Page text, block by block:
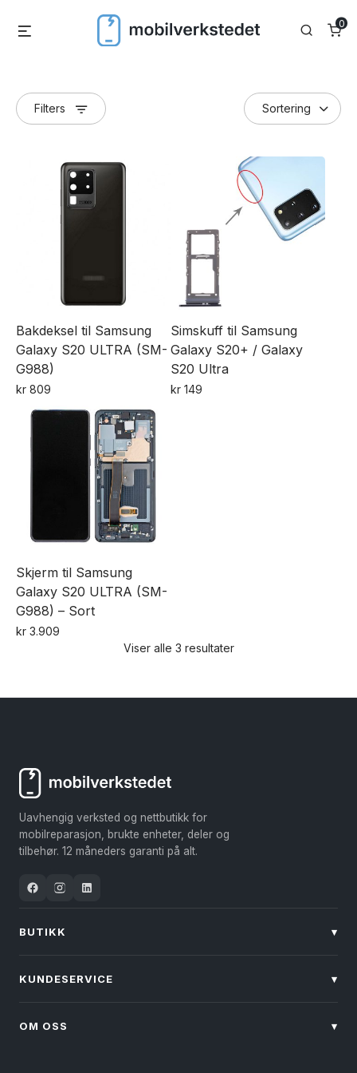
Search
0
Filters
Bakdeksel til Samsung
Galaxy S20 ULTRA (SM-
G988)
kr 809
Dette
har
flere
kan
på
produktsiden
Simskuff til Samsung
Galaxy S20+ / Galaxy
S20 Ultra
kr 149
Skjerm til Samsung
Galaxy S20 ULTRA (SM-
G988) – Sort
kr 3.909
Viser alle 3 resultater
Uavhengig verksted og nettbutikk for
mobilreparasjon, brukte enheter, deler og
tilbehør. 12 måneders garanti på alt.
BUTIKK ▾
KUNDESERVICE ▾
OM OSS ▾